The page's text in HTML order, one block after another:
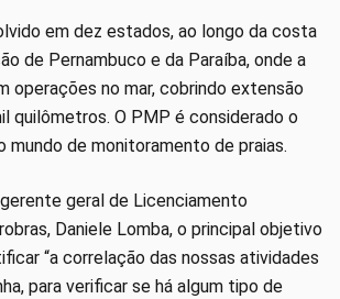
em dez estados, ao longo da costa
de Pernambuco e da Paraíba, onde a
operações no mar, cobrindo extensão
quilômetros. O PMP é considerado o
mundo de monitoramento de praias.
geral de Licenciamento
Daniele Lomba, o principal objetivo
“a correlação das nossas atividades
para verificar se há algum tipo de